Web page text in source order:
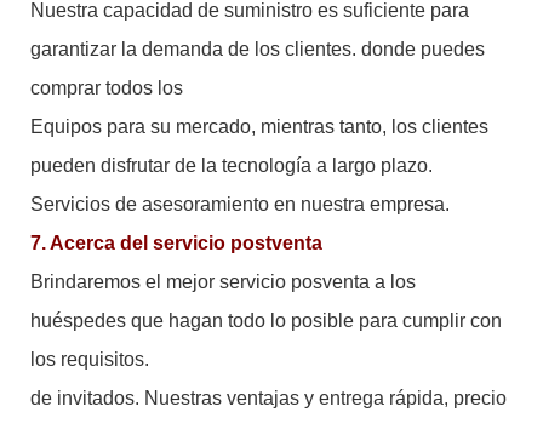
Nuestra capacidad de suministro es suficiente para
garantizar la demanda de los clientes. donde puedes
comprar todos los
Equipos para su mercado, mientras tanto, los clientes
pueden disfrutar de la tecnología a largo plazo.
Servicios de asesoramiento en nuestra empresa.
7. Acerca del servicio postventa
Brindaremos el mejor servicio posventa a los
huéspedes que hagan todo lo posible para cumplir con
los requisitos.
de invitados. Nuestras ventajas y entrega rápida, precio